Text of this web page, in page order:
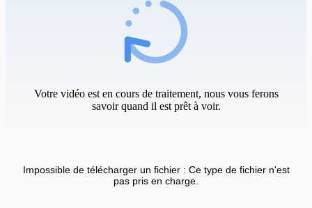
Votre vidéo est en cours de traitement, nous vous ferons
savoir quand il est prêt à voir.
Impossible de télécharger un fichier : Ce type de fichier n'est
pas pris en charge.